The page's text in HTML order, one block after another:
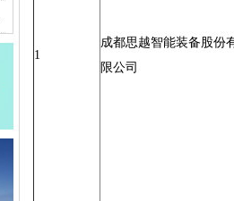
1
成都思越智能装备股份
限公司